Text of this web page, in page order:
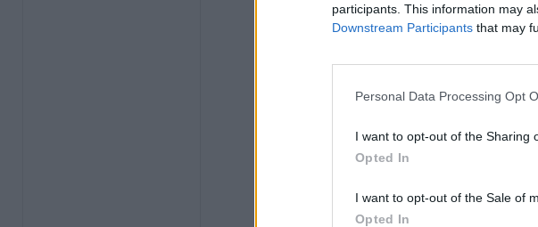
participants. This information may
Downstream Participants that may
Personal Data Processing Opt
I want to opt-out of the Sharing
Opted In
I want to opt-out of the Sale of
Opted In
αντρών ανά την